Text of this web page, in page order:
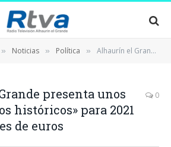
» Noticias » Política » Alhaurín el Grande presenta unos «presupuestos históricos» para 2021 de 30 millones de euros
presenta unos
históricos» para 2021
de euros
0